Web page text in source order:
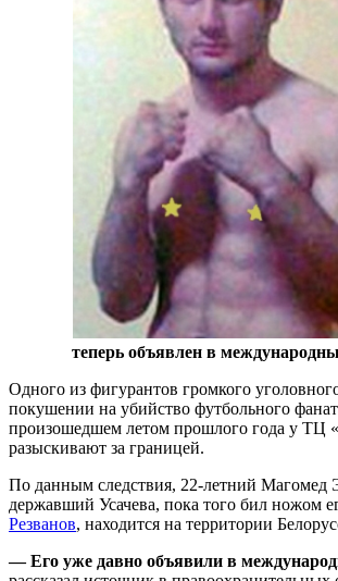
теперь объявлен в
Одного из фигурантов громкого
покушении на убийство футбольного
произошедшем летом прошлого года у ТЦ
разыскивают за границей.
По данным следствия, 22-летний Магомед
державший Усачева, пока того бил ножом
Резванов, находится на территории
— Его уже давно объявили в